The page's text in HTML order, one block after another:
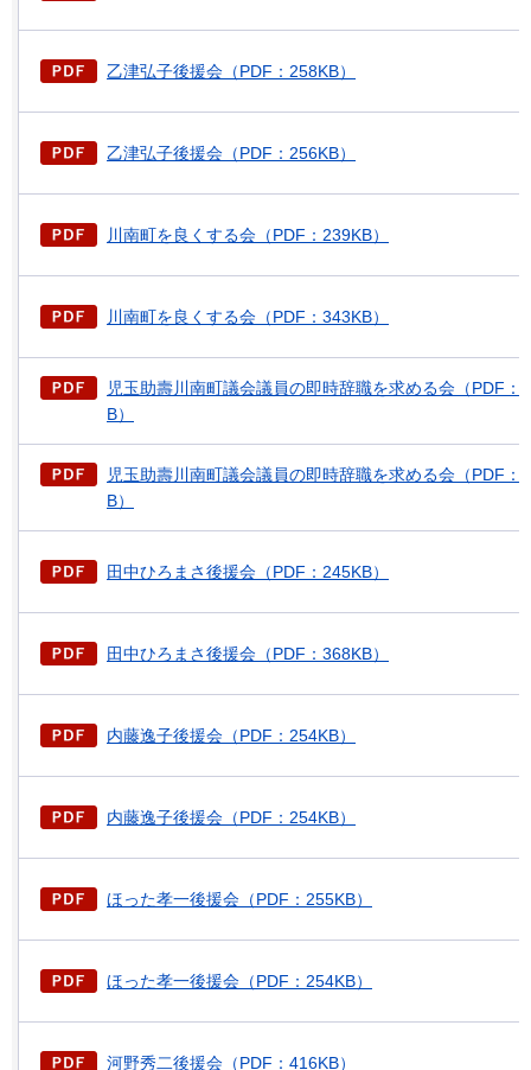
乙津弘子後援会（PDF：258KB）
乙津弘子後援会（PDF：256KB）
川南町を良くする会（PDF：239KB）
川南町を良くする会（PDF：343KB）
児玉助壽川南町議会議員の即時辞職を求める会（PDF：
B）
児玉助壽川南町議会議員の即時辞職を求める会（PDF：
B）
田中ひろまさ後援会（PDF：245KB）
田中ひろまさ後援会（PDF：368KB）
内藤逸子後援会（PDF：254KB）
内藤逸子後援会（PDF：254KB）
ほった孝一後援会（PDF：255KB）
ほった孝一後援会（PDF：254KB）
河野秀二後援会（PDF：416KB）